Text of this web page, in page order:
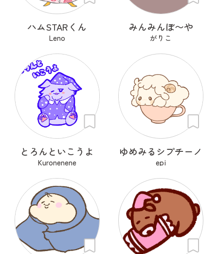
ハムSTARくん
Leno
みんみんぼ〜や
がりこ
とろんといこうよ
Kuronenene
ゆめみるシプチーノ
epi